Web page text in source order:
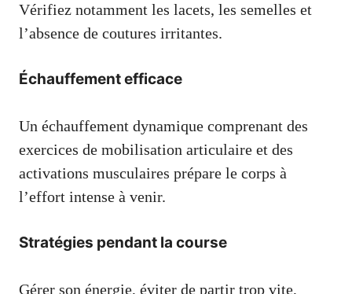
Vérifiez notamment les lacets, les semelles et
l’absence de coutures irritantes.
Échauffement efficace
Un échauffement dynamique comprenant des
exercices de mobilisation articulaire et des
activations musculaires prépare le corps à
l’effort intense à venir.
Stratégies pendant la course
Gérer son énergie, éviter de partir trop vite,